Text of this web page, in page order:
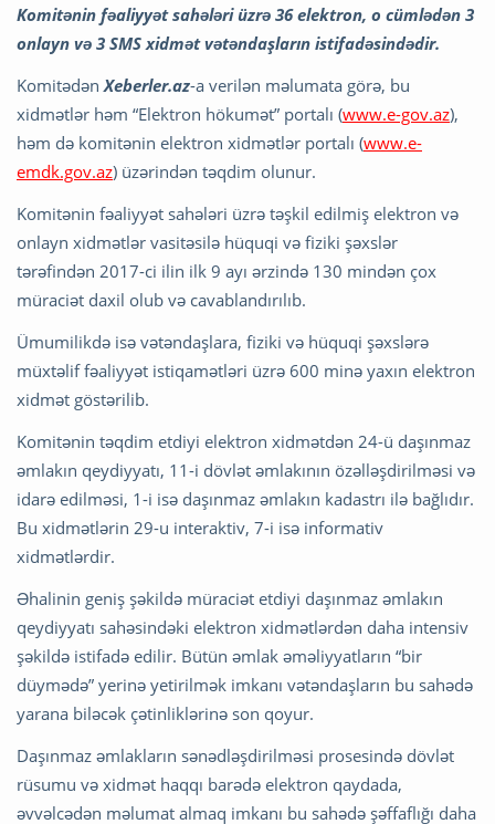
Komitənin fəaliyyət sahələri üzrə 36 elektron, o cümlədən 3
onlayn və 3 SMS xidmət vətəndaşların istifadəsindədir.
Komitədən Xeberler.az-a verilən məlumata görə, bu
xidmətlər həm “Elektron hökumət” portalı (www.e-gov.az),
həm də komitənin elektron xidmətlər portalı (www.e-
emdk.gov.az) üzərindən təqdim olunur.
Komitənin fəaliyyət sahələri üzrə təşkil edilmiş elektron və
onlayn xidmətlər vasitəsilə hüquqi və fiziki şəxslər
tərəfindən 2017-ci ilin ilk 9 ayı ərzində 130 mindən çox
müraciət daxil olub və cavablandırılıb.
Ümumilikdə isə vətəndaşlara, fiziki və hüquqi şəxslərə
müxtəlif fəaliyyət istiqamətləri üzrə 600 minə yaxın elektron
xidmət göstərilib.
Komitənin təqdim etdiyi elektron xidmətdən 24-ü daşınmaz
əmlakın qeydiyyatı, 11-i dövlət əmlakının özəlləşdirilməsi və
idarə edilməsi, 1-i isə daşınmaz əmlakın kadastrı ilə bağlıdır.
Bu xidmətlərin 29-u interaktiv, 7-i isə informativ
xidmətlərdir.
Əhalinin geniş şəkildə müraciət etdiyi daşınmaz əmlakın
qeydiyyatı sahəsindəki elektron xidmətlərdən daha intensiv
şəkildə istifadə edilir. Bütün əmlak əməliyyatların “bir
düymədə” yerinə yetirilmək imkanı vətəndaşların bu sahədə
yarana biləcək çətinliklərinə son qoyur.
Daşınmaz əmlakların sənədləşdirilməsi prosesində dövlət
rüsumu və xidmət haqqı barədə elektron qaydada,
əvvəlcədən məlumat almaq imkanı bu sahədə şəffaflığı daha